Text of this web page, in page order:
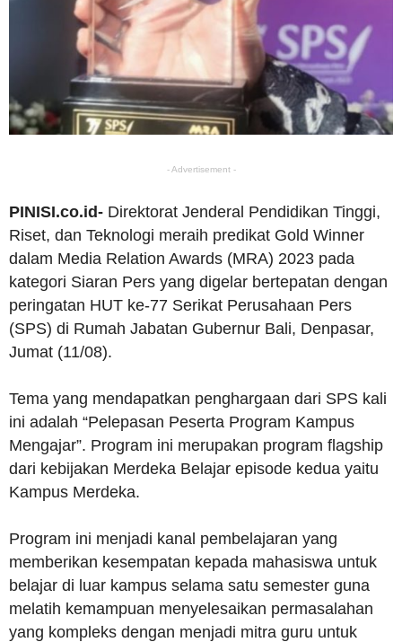
- Advertisement -
PINISI.co.id- Direktorat Jenderal Pendidikan Tinggi,
Riset, dan Teknologi meraih predikat Gold Winner
dalam Media Relation Awards (MRA) 2023 pada
kategori Siaran Pers yang digelar bertepatan dengan
peringatan HUT ke-77 Serikat Perusahaan Pers
(SPS) di Rumah Jabatan Gubernur Bali, Denpasar,
Jumat (11/08).
Tema yang mendapatkan penghargaan dari SPS kali
ini adalah “Pelepasan Peserta Program Kampus
Mengajar”. Program ini merupakan program flagship
dari kebijakan Merdeka Belajar episode kedua yaitu
Kampus Merdeka.
Program ini menjadi kanal pembelajaran yang
memberikan kesempatan kepada mahasiswa untuk
belajar di luar kampus selama satu semester guna
melatih kemampuan menyelesaikan permasalahan
yang kompleks dengan menjadi mitra guru untuk